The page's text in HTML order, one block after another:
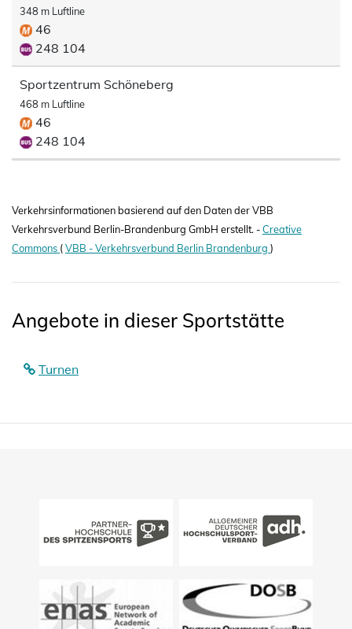
348 m Luftline
46
248 104
Sportzentrum Schöneberg
468 m Luftline
46
248 104
Verkehrsinformationen basierend auf den Daten der VBB
Verkehrsverbund Berlin-Brandenburg GmbH erstellt. -Creative
Commons (VBB - Verkehrsverbund Berlin Brandenburg )
Angebote in dieser Sportstätte
Turnen